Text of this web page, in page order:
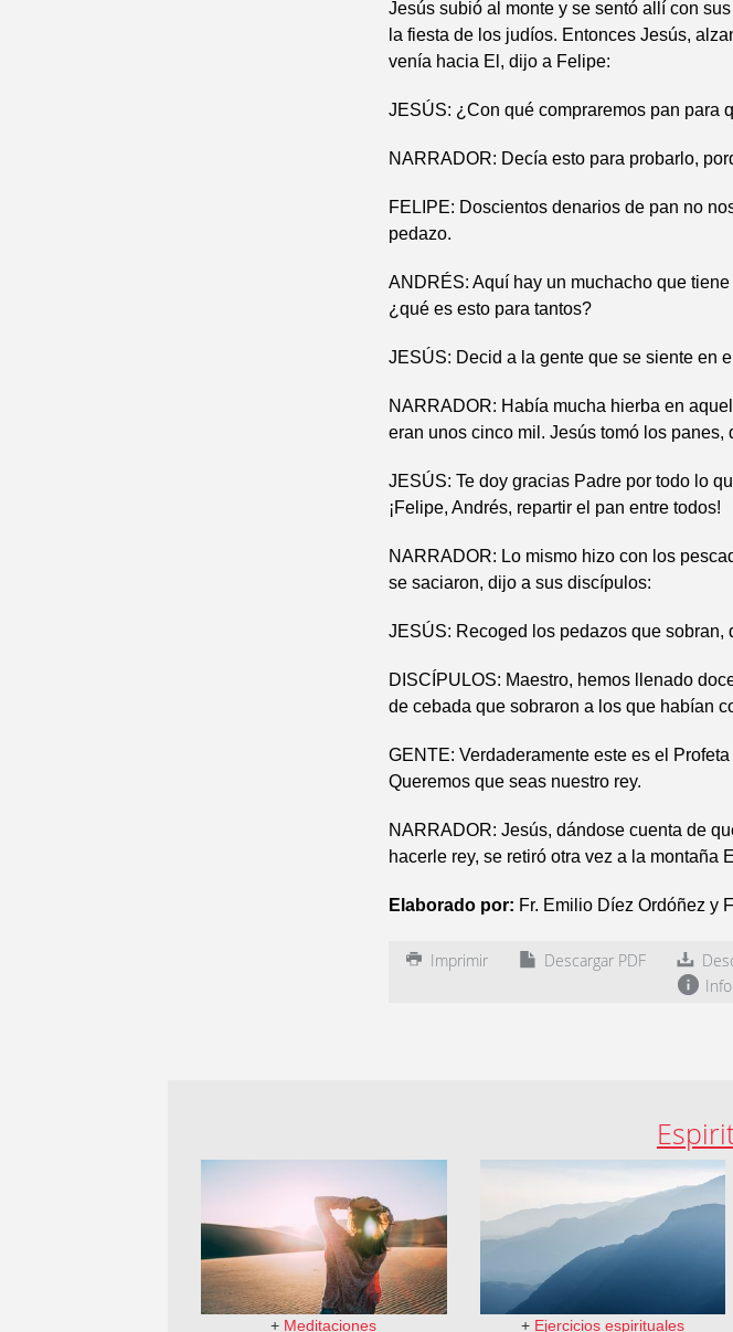
Jesús subió al monte y se sentó allí con
la fiesta de los judíos. Entonces Jesús,
venía hacia El, dijo a Felipe:
JESÚS: ¿Con qué compraremos pan para
NARRADOR: Decía esto para probarlo,
FELIPE: Doscientos denarios de pan no
pedazo.
ANDRÉS: Aquí hay un muchacho que
¿qué es esto para tantos?
JESÚS: Decid a la gente que se siente en
NARRADOR: Había mucha hierba en
eran unos cinco mil. Jesús tomó los
JESÚS: Te doy gracias Padre por todo lo
¡Felipe, Andrés, repartir el pan entre todos!
NARRADOR: Lo mismo hizo con los
se saciaron, dijo a sus discípulos:
JESÚS: Recoged los pedazos que sobran,
DISCÍPULOS: Maestro, hemos llenado
de cebada que sobraron a los que habían
GENTE: Verdaderamente este es el
Queremos que seas nuestro rey.
NARRADOR: Jesús, dándose cuenta de
hacerle rey, se retiró otra vez a la montaña
Elaborado por: Fr. Emilio Díez Ordóñez y
Imprimir Descargar PDF
+ Meditaciones + Ejercicios espirituales